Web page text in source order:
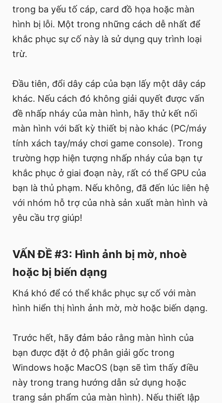
trong ba yếu tố cáp, card đồ họa hoặc màn
hình bị lỗi. Một trong những cách dễ nhất để
khắc phục sự cố này là sử dụng quy trình loại
trừ.
Đầu tiên, đổi dây cáp của bạn lấy một dây cáp
khác. Nếu cách đó không giải quyết được vấn
đề nhấp nháy của màn hình, hãy thử kết nối
màn hình với bất kỳ thiết bị nào khác (PC/máy
tính xách tay/máy chơi game console). Trong
trường hợp hiện tượng nhấp nháy của bạn tự
khắc phục ở giai đoạn này, rất có thể GPU của
bạn là thủ phạm. Nếu không, đã đến lúc liên hệ
với nhóm hỗ trợ của nhà sản xuất màn hình và
yêu cầu trợ giúp!
VẤN ĐỀ #3: Hình ảnh bị mờ, nhoè
hoặc bị biến dạng
Khá khó để có thể khắc phục sự cố với màn
hình hiển thị hình ảnh mờ, mờ hoặc biến dạng.
Trước hết, hãy đảm bảo rằng màn hình của
bạn được đặt ở độ phân giải gốc trong
Windows hoặc MacOS (bạn sẽ tìm thấy điều
này trong trang hướng dẫn sử dụng hoặc
trang sản phẩm của màn hình). Nếu thiết lập